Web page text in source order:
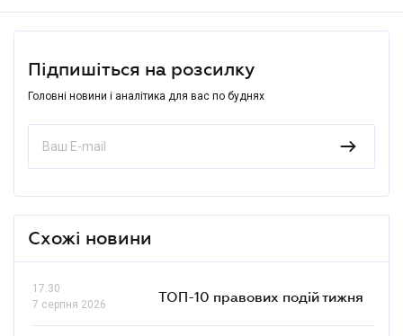
Підпишіться на розсилку
Головні новини і аналітика для вас по буднях
Схожі новини
17.30
7 серпня 2026
ТОП-10 правових подій тижня